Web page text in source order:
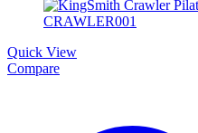
Quick View
Compare